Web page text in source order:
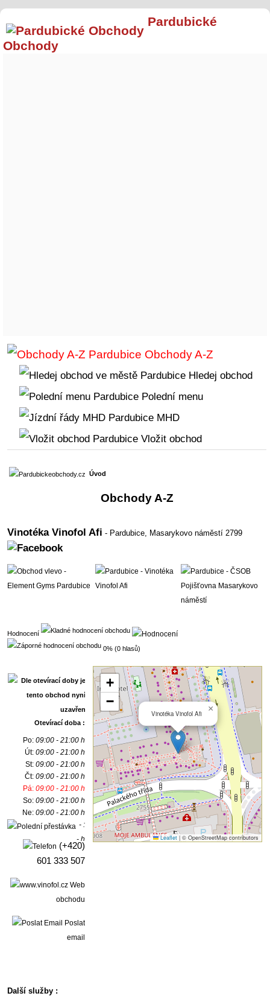
Pardubické
Obchody
Obchody A-Z
Hledej obchod
Polední menu
MHD
Vložit obchod
Úvod
Obchody A-Z
Vinotéka Vinofol Afi - Pardubice, Masarykovo náměstí 2799
Hodnocení
0% (0 hlasů)
Otevírací doba :
Po:09:00 - 21:00 h
Út:09:00 - 21:00 h
St:09:00 - 21:00 h
Čt:09:00 - 21:00 h
Pá:09:00 - 21:00 h
So:09:00 - 21:00 h
Ne:09:00 - 21:00 h
- :
- h
(+420)
601 333 507
Web
obchodu
Poslat
email
Vinotéka Vinofol Afi ×
+
−
Leaflet |© OpenStreetMap contributors
Další služby :